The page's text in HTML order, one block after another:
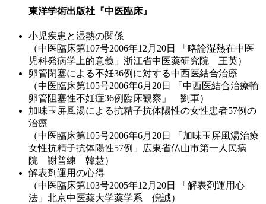
東洋学術出版社『中医臨床』
小児疾患と湿熱の関係
（中医臨床第107号2006年12月20日 「略論湿熱在中医
児科発病学上的意義」浙江省中医薬研究院 王英）
卵管閉塞による不妊36例に対する中西医結合治療
（中医臨床第105号2006年6月20日 「中西医結合治療輸
卵管阻塞性不妊症36例臨床観察」 劉軍）
加味玉屏風湯による抗精子抗体陽性の女性患者57例の
治療
（中医臨床第105号2006年6月20日 「加味玉屏風湯治療
女性抗精子抗体陽性57例」広東省仏山市第一人民病
院 謝普練 韓慧）
解表剤運用の心得
（中医臨床第103号2005年12月20日 「解表剤運用心
法」北京中医薬大学薬学系 倪誠）